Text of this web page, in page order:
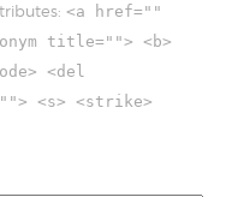
<a href=""
title=""> <b>
<del
<s> <strike>